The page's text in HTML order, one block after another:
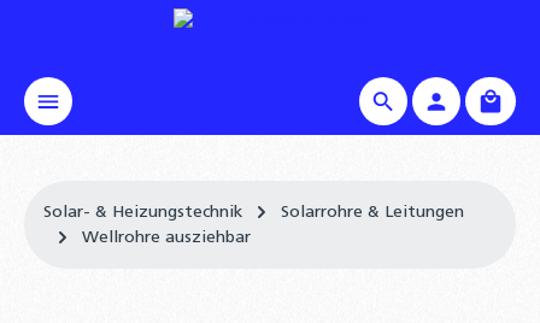
Solar- & Heizungstechnik
Solarrohre & Leitungen
Wellrohre ausziehbar